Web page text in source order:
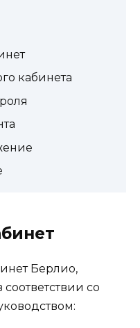
кабинета
Берлио,
со